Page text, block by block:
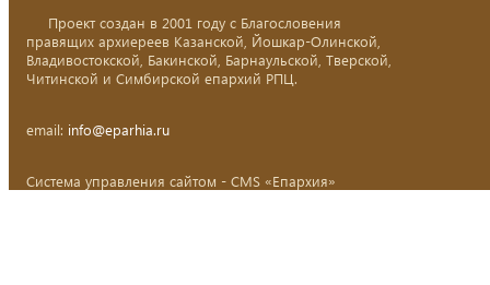
Проект создан в 2001 году с Благословения
правящих архиереев Казанской, Йошкар-Олинской,
Владивостокской, Бакинской, Барнаульской, Тверской,
Читинской и Симбирской епархий РПЦ.
email: info@eparhia.ru
Система управления сайтом - CMS «Епархия»